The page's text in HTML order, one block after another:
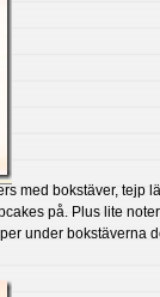
med bokstäver, tejp
på. Plus lite
under bokstäverna